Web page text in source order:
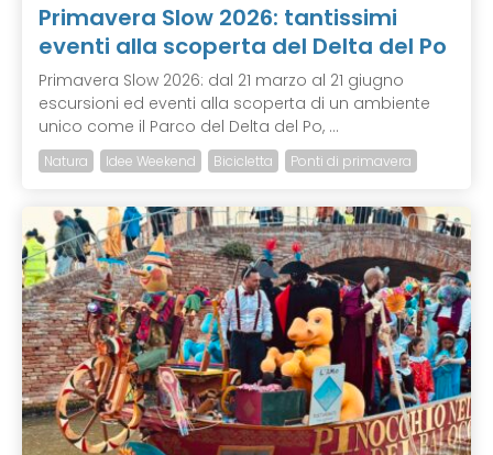
Primavera Slow 2026: tantissimi
eventi alla scoperta del Delta del Po
Primavera Slow 2026: dal 21 marzo al 21 giugno
escursioni ed eventi alla scoperta di un ambiente
unico come il Parco del Delta del Po, ...
Natura Idee Weekend Bicicletta Ponti di primavera